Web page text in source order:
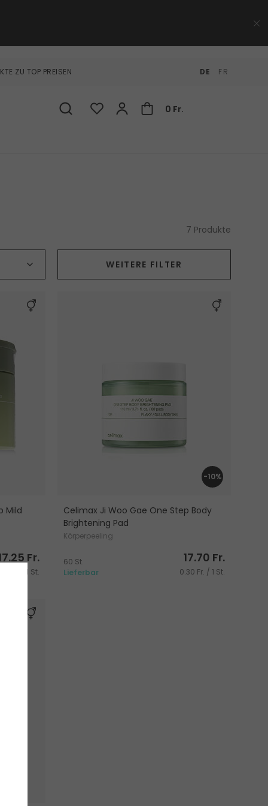
ZU TOP PREISEN DE FR
0 Fr.
7 Produkte
ProdukttypWEITERE FILTER
Mild
Fr.
Fr. / 1 St.
-10%
Celimax Ji Woo Gae One Step Body
Brightening Pad
Körperpeeling
60 St.
Lieferbar
17.70 Fr.
0.30 Fr. / 1 St.